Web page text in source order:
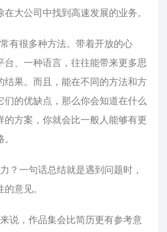
大公司中找到高速发展的业务。
有很多种方法。带着开放的心
台、一种语言，往往能带来更多思
结果。而且，能在不同的方法和方
们的优缺点，那么你会知道在什么
的方案，你就会比一般人能够有更
？一句话总结就是遇到问题时，
意见。
说，作品集会比简历更有参考意